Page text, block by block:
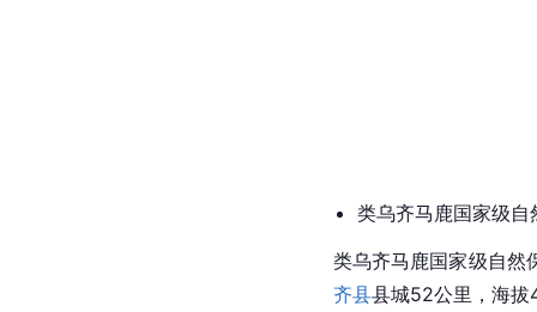
类乌齐马鹿国家级自
类乌齐马鹿国家级自然
齐县县城52公里，海拔